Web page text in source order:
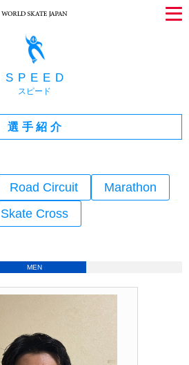
SPEED
スピード
選手紹介
Road Circuit
Marathon
Skate Cross
MEN